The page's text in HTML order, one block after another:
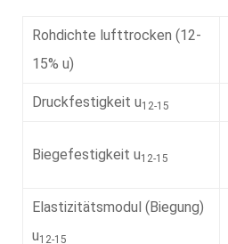
Rohdichte lufttrocken (12-
15% u)
Druckfestigkeit u12-15
Biegefestigkeit u12-15
Elastizitätsmodul (Biegung)
u12-15